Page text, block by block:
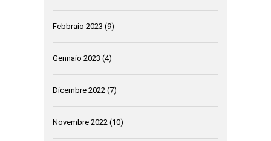
Febbraio 2023 (9)
Gennaio 2023 (4)
Dicembre 2022 (7)
Novembre 2022 (10)